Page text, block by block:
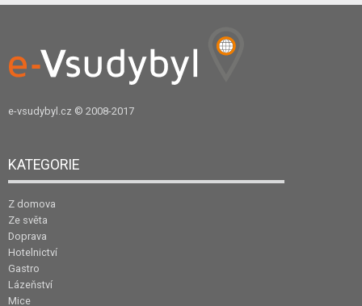
e-vsudybyl.cz © 2008-2017
KATEGORIE
Z domova
Ze světa
Doprava
Hotelnictví
Gastro
Lázeňství
Mice